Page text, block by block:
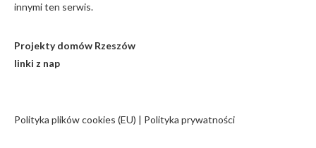
innymi ten serwis.
Projekty domów Rzeszów
linki z nap
Polityka plików cookies (EU) | Polityka prywatności